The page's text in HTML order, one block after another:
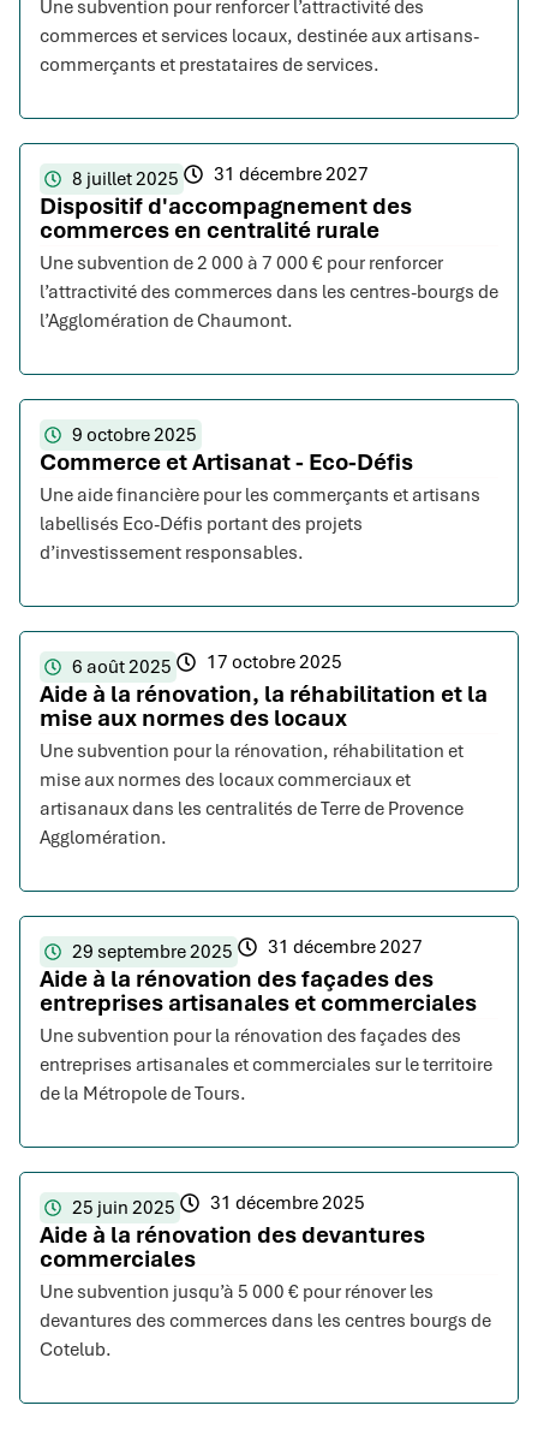
Une subvention pour renforcer l’attractivité des
commerces et services locaux, destinée aux artisans-
commerçants et prestataires de services.
8 juillet 2025 31 décembre 2027
Dispositif d'accompagnement des
commerces en centralité rurale
Une subvention de 2 000 à 7 000 € pour renforcer
l’attractivité des commerces dans les centres-bourgs de
l’Agglomération de Chaumont.
9 octobre 2025
Commerce et Artisanat - Eco-Défis
Une aide financière pour les commerçants et artisans
labellisés Eco-Défis portant des projets
d’investissement responsables.
6 août 2025 17 octobre 2025
Aide à la rénovation, la réhabilitation et la
mise aux normes des locaux
Une subvention pour la rénovation, réhabilitation et
mise aux normes des locaux commerciaux et
artisanaux dans les centralités de Terre de Provence
Agglomération.
29 septembre 2025 31 décembre 2027
Aide à la rénovation des façades des
entreprises artisanales et commerciales
Une subvention pour la rénovation des façades des
entreprises artisanales et commerciales sur le territoire
de la Métropole de Tours.
25 juin 2025 31 décembre 2025
Aide à la rénovation des devantures
commerciales
Une subvention jusqu’à 5 000 € pour rénover les
devantures des commerces dans les centres bourgs de
Cotelub.